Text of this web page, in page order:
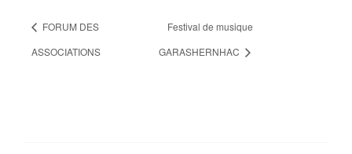
FORUM DES
ASSOCIATIONS
Festival de musique
GARASHERNHAC